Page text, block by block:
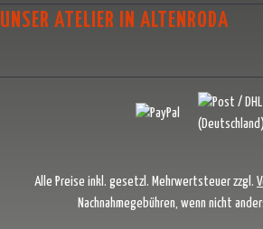
UNSER ATELIER IN ALTENRODA
Alle Preise inkl. gesetzl. Mehrwertsteuer zzgl.
Nachnahmegebühren, wenn nicht